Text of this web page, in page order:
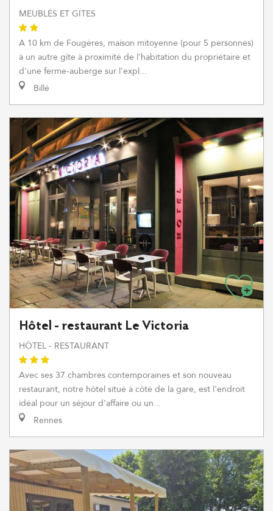
MEUBLÉS ET GÎTES
A 10 km de Fougères, maison mitoyenne (pour 5 personnes)
à un autre gîte à proximité de l'habitation du propriétaire et
d'une ferme-auberge sur l'expl...
Billé
Hôtel - restaurant Le Victoria
HÔTEL - RESTAURANT
Avec ses 37 chambres contemporaines et son nouveau
restaurant, notre hôtel situé à côté de la gare, est l'endroit
idéal pour un séjour d'affaire ou un...
Rennes